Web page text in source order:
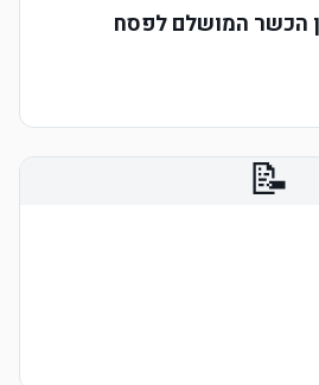
הכשר המושלם לפסח
📝